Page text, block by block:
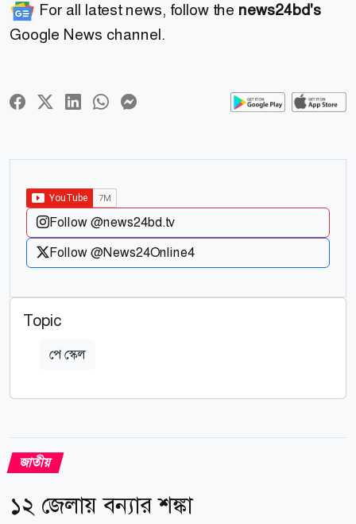
For all latest news, follow the news24bd's
Google News channel.
Follow @news24bd.tv
Follow @News24Online4
Topic
পে স্কেল
জাতীয়
১২ জেলায় বন্যার শঙ্কা